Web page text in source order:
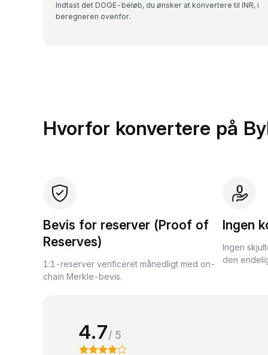
Indtast det DOGE-beløb, du ønsker at konvertere til INR, i
beregneren ovenfor.
Hvorfor konvertere på
Bevis for reserver (Proof of
Reserves)
1:1-reserver verificeret månedligt med on-
chain Merkle-bevis.
Ingen
Ingen
den
4.7/ 5